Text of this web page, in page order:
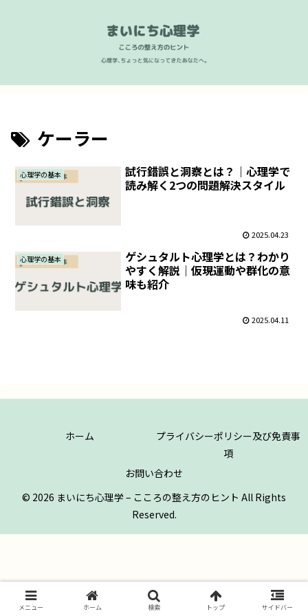
ケーラー
心理学の基本
試行錯誤と洞察とは？｜心理学で
読み解く2つの問題解決スタイル
2025.04.23
心理学の基本
ゲシュタルト心理学とは？わかり
やすく解説｜仮現運動や群化の意
味も紹介
2025.04.11
ホーム
プライバシーポリシー及び免責事
項
お問い合わせ
© 2026 まいにち心理学 – こころの整え方のヒント All Rights
Reserved.
メニュー ホーム 検索 トップ サイドバー